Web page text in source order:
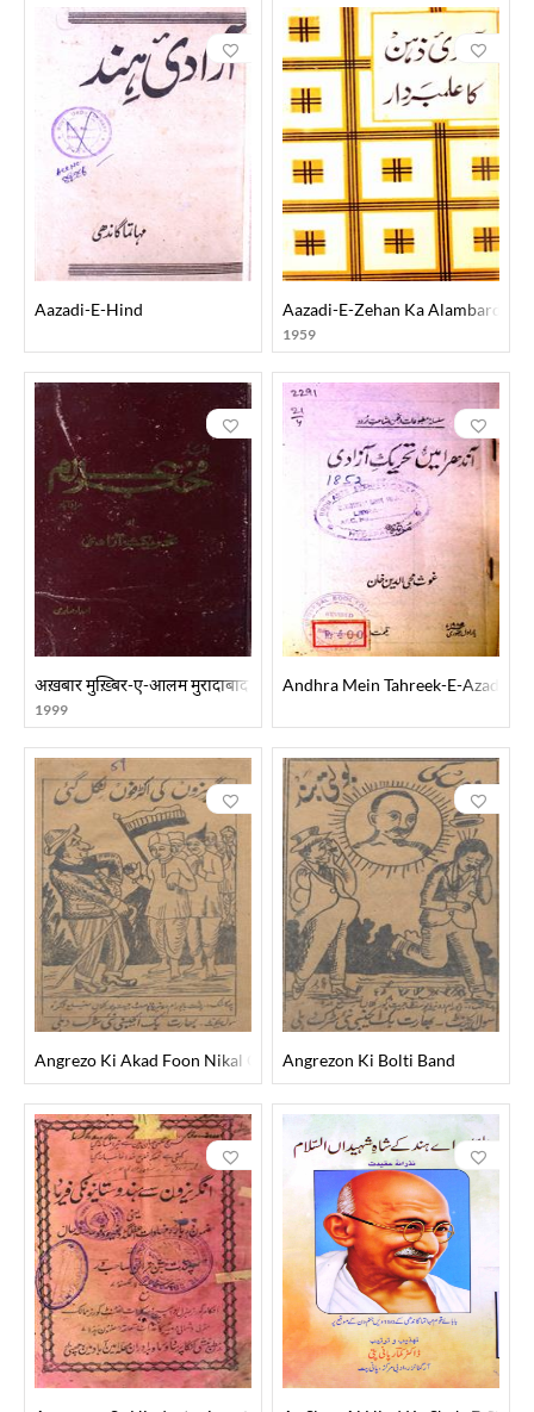
Aazadi-E-Hind Aazadi-E-Zehan Ka Alambardar
1959
अख़बार मुख़्बिर-ए-आलम मुरादाबाद और तहरीक-ए-आज़ादी
1999
Andhra Mein Tahreek-E-Azadi
Angrezo Ki Akad Foon Nikal Gayi Angrezon Ki Bolti Band